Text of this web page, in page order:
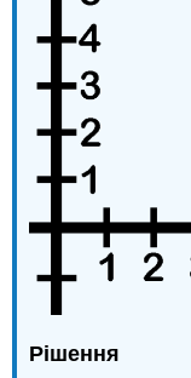
Рішення